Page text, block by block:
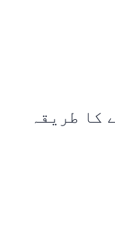
کا طریقہ